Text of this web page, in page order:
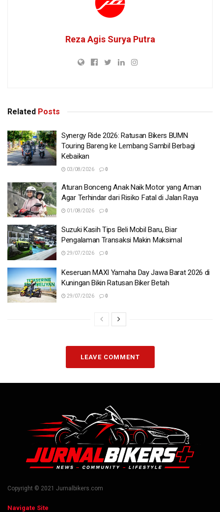
Reza Agis Surya Putra
Related Posts
Synergy Ride 2026: Ratusan Bikers BUMN
Touring Bareng ke Lembang Sambil Berbagi
Kebaikan
03/08/2026 0
Aturan Bonceng Anak Naik Motor yang Aman
Agar Terhindar dari Risiko Fatal di Jalan Raya
01/08/2026 0
Suzuki Kasih Tips Beli Mobil Baru, Biar
Pengalaman Transaksi Makin Maksimal
29/07/2026 0
Keseruan MAXI Yamaha Day Jawa Barat 2026 di
Kuningan Bikin Ratusan Biker Betah
29/07/2026 0
LEAVE COMMENT
Copyright © 2021 Jurnalbikers.com
Navigate Site